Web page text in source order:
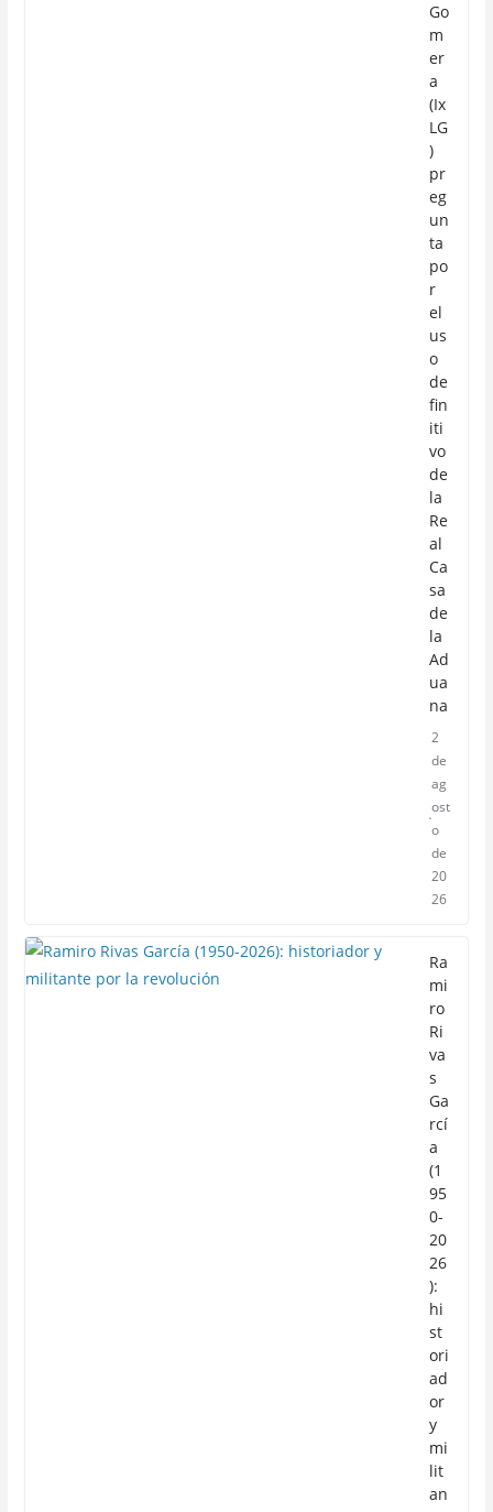
Go
m
er
a
(Ix
LG
)
pr
eg
un
ta
po
r
el
us
o
de
fin
iti
vo
de
la
Re
al
Ca
sa
de
la
Ad
ua
na
2
de
ag
ost
o
de
20
26
Ra
mi
ro
Ri
va
s
Ga
rcí
a
(1
95
0-
20
26
):
hi
st
ori
ad
or
y
mi
lit
an